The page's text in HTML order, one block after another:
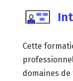
Cette
domaines